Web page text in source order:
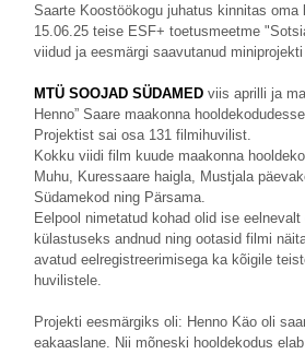
Saarte Koostöökogu juhatus kinnitas oma
15.06.25 teise ESF+ toetusmeetme
viidud ja eesmärgi saavutanud miniprojekti
MTÜ SOOJAD SÜDAMEDviis aprilli ja
Henno” Saare maakonna hooldekodudesse.
Projektist sai osa 131 filmihuvilist.
Kokku viidi film kuude maakonna
Muhu, Kuressaare haigla, Mustjala
Südamekod ning Pärsama.
Eelpool nimetatud kohad olid ise
külastuseks andnud ning ootasid filmi
avatud eelregistreerimisega ka kõigile
huvilistele.
Projekti eesmärgiks oli: Henno Käo oli
eakaaslane. Nii mõneski hooldekodus